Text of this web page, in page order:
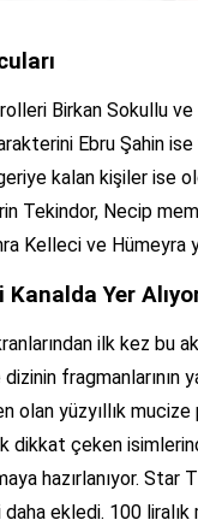
Birkan Sokullu
Ebru Şahin
kalan kişiler ise
Tekindor, Necip
Kelleci ve Hümeyra
Kanalda Yer
ilk kez bu
fragmanlarının
olan yüzyıllık
dikkat çeken
hazırlanıyor.
ekledi. 100